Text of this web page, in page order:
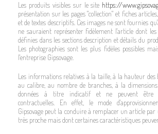
Les produits visibles sur le site https://
présentation sur les pages "collection" et fiches
et de textes descriptifs. Ces images ne sont fournies
ne sauraient représenter fidèlement l'article dont
définies dans les sections description et détails du
Les photographies sont les plus fidèles possibles
l'entreprise Gipsovage.
Les informations relatives à la taille, à la hauteur des
au calibre, au nombre de branches, à la
données à titre indicatif et ne peuvent être
contractuelles. En effet, le mode
Gipsovage peut la conduire à remplacer un article
très proche mais dont certaines caractéristiques